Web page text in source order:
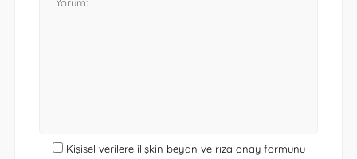
Kişisel verilere ilişkin beyan ve rıza onay formunu